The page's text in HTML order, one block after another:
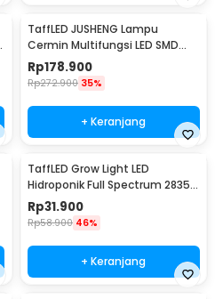
TaffLED JUSHENG Lampu
Cermin Multifungsi LED SMD
2835 Cool White 14W 62cm -
5960
Rp178.900
Rp272.900 35%
+ Keranjang
TaffLED Grow Light LED
Hidroponik Full Spectrum 2835
SMD 220V 50W - RO22
Rp31.900
Rp58.900 46%
+ Keranjang